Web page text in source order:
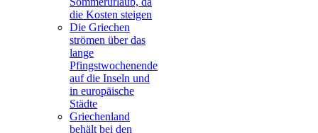
die Kosten steigen
Die Griechen
strömen über das
lange
Pfingstwochenende
auf die Inseln und
in europäische
Städte
Griechenland
behält bei den